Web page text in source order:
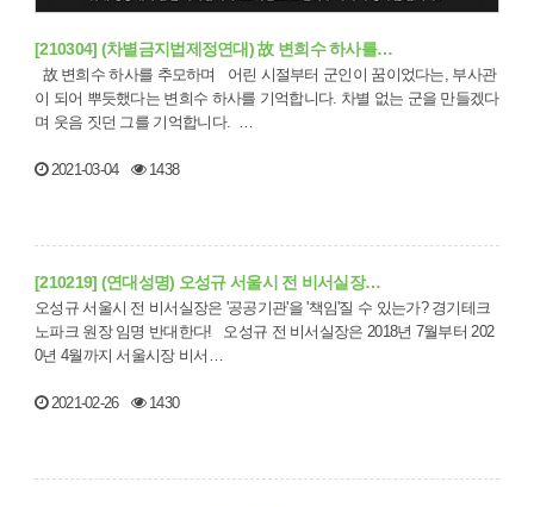
[210304] (차별금지법제정연대) 故 변희수 하사를…
이 되어 뿌듯했다는 변희수 하사를 기억합니다. 차별 없는 군을 만들겠다
며 웃음 짓던 그를 기억합니다. …
2021-03-04 1438
[210219] (연대성명) 오성규 서울시 전 비서실장…
오성규 서울시 전 비서실장은 '공공기관'을 '책임'질 수 있는가? 경기테크
노파크 원장 임명 반대한다! 오성규 전 비서실장은 2018년 7월부터 202
0년 4월까지 서울시장 비서…
2021-02-26 1430